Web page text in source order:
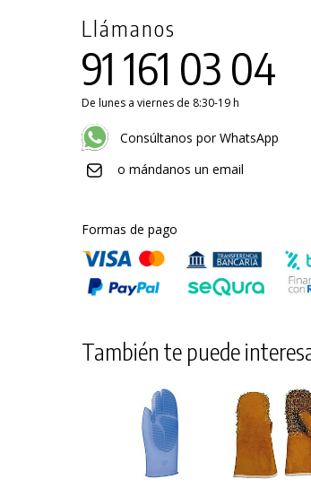
Llámanos
91 161 03 04
De lunes a viernes de 8:30-19 h
Consúltanos por WhatsApp
o mándanos un email
Formas de pago
También te puede